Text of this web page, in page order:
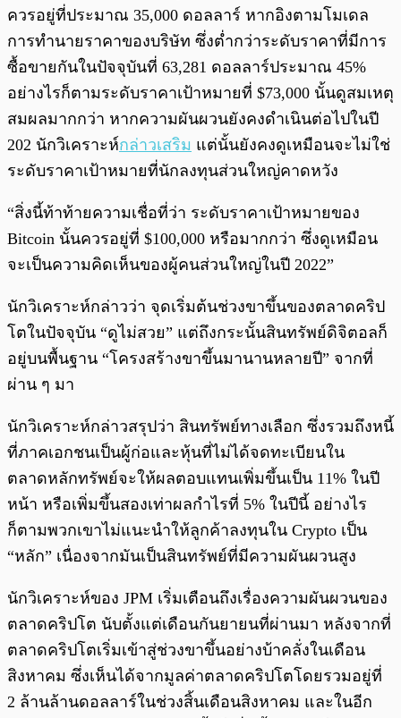
ควรอยู่ที่ประมาณ 35,000 ดอลลาร์ หากอิงตามโมเดล
การทำนายราคาของบริษัท ซึ่งต่ำกว่าระดับราคาที่มีการ
ซื้อขายกันในปัจจุบันที่ 63,281 ดอลลาร์ประมาณ 45%
อย่างไรก็ตามระดับราคาเป้าหมายที่ $73,000 นั้นดูสมเหตุ
สมผลมากกว่า หากความผันผวนยังคงดำเนินต่อไปในปี
202 นักวิเคราะห์กล่าวเสริม แต่นั้นยังคงดูเหมือนจะไม่ใช่
ระดับราคาเป้าหมายที่นักลงทุนส่วนใหญ่คาดหวัง
“สิ่งนี้ท้าท้ายความเชื่อที่ว่า ระดับราคาเป้าหมายของ
Bitcoin นั้นควรอยู่ที่ $100,000 หรือมากกว่า ซึ่งดูเหมือน
จะเป็นความคิดเห็นของผู้คนส่วนใหญ่ในปี 2022”
นักวิเคราะห์กล่าวว่า จุดเริ่มต้นช่วงขาขึ้นของตลาดคริป
โตในปัจจุบัน “ดูไม่สวย” แต่ถึงกระนั้นสินทรัพย์ดิจิตอลก็
อยู่บนพื้นฐาน “โครงสร้างขาขึ้นมานานหลายปี” จากที่
ผ่าน ๆ มา
นักวิเคราะห์กล่าวสรุปว่า สินทรัพย์ทางเลือก ซึ่งรวมถึงหนี้
ที่ภาคเอกชนเป็นผู้ก่อและหุ้นที่ไม่ได้จดทะเบียนใน
ตลาดหลักทรัพย์จะให้ผลตอบแทนเพิ่มขึ้นเป็น 11% ในปี
หน้า หรือเพิ่มขึ้นสองเท่าผลกำไรที่ 5% ในปีนี้ อย่างไร
ก็ตามพวกเขาไม่แนะนำให้ลูกค้าลงทุนใน Crypto เป็น
“หลัก” เนื่องจากมันเป็นสินทรัพย์ที่มีความผันผวนสูง
นักวิเคราะห์ของ JPM เริ่มเตือนถึงเรื่องความผันผวนของ
ตลาดคริปโต นับตั้งแต่เดือนกันยายนที่ผ่านมา หลังจากที่
ตลาดคริปโตเริ่มเข้าสู่ช่วงขาขึ้นอย่างบ้าคลั่งในเดือน
สิงหาคม ซึ่งเห็นได้จากมูลค่าตลาดคริปโตโดยรวมอยู่ที่
2 ล้านล้านดอลลาร์ในช่วงสิ้นเดือนสิงหาคม และในอีก